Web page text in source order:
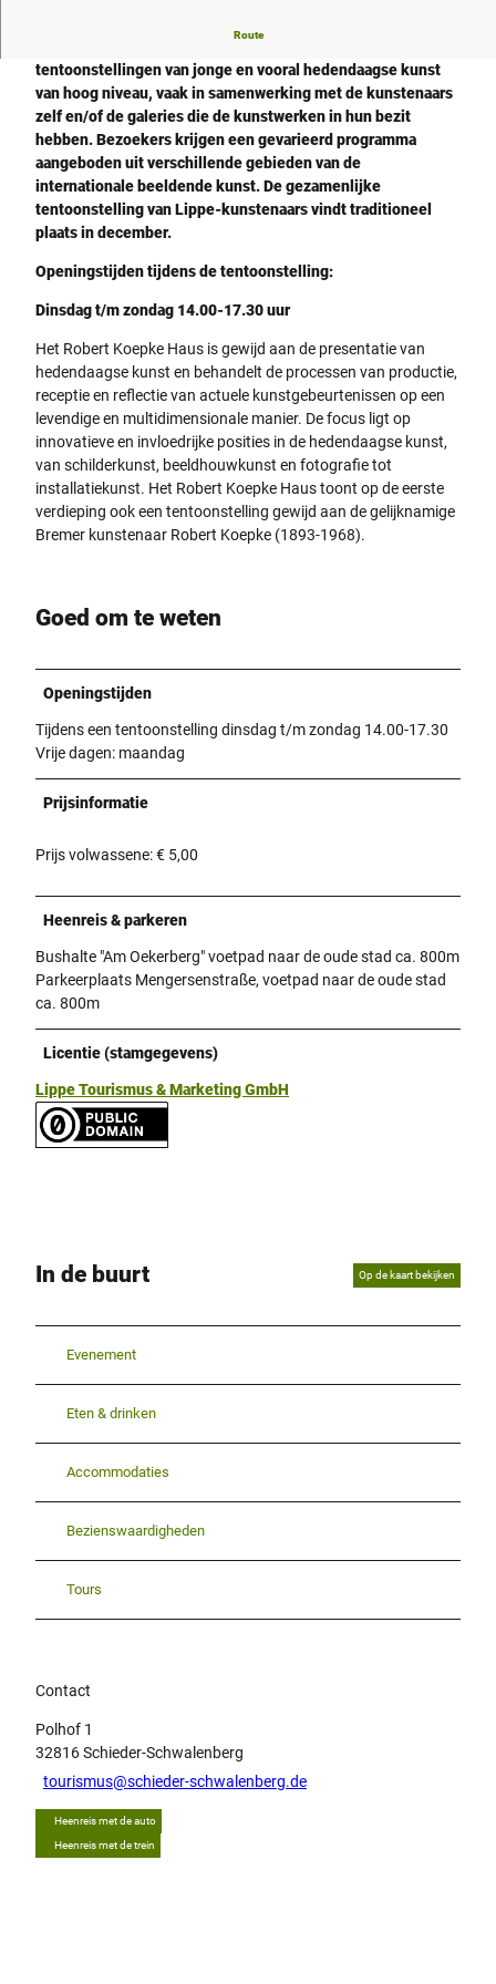
Route
tentoonstellingen van jonge en vooral hedendaagse kunst
van hoog niveau, vaak in samenwerking met de kunstenaars
zelf en/of de galeries die de kunstwerken in hun bezit
hebben. Bezoekers krijgen een gevarieerd programma
aangeboden uit verschillende gebieden van de
internationale beeldende kunst. De gezamenlijke
tentoonstelling van Lippe-kunstenaars vindt traditioneel
plaats in december.
Openingstijden tijdens de tentoonstelling:
Dinsdag t/m zondag 14.00-17.30 uur
Het Robert Koepke Haus is gewijd aan de presentatie van
hedendaagse kunst en behandelt de processen van productie,
receptie en reflectie van actuele kunstgebeurtenissen op een
levendige en multidimensionale manier. De focus ligt op
innovatieve en invloedrijke posities in de hedendaagse kunst,
van schilderkunst, beeldhouwkunst en fotografie tot
installatiekunst. Het Robert Koepke Haus toont op de eerste
verdieping ook een tentoonstelling gewijd aan de gelijknamige
Bremer kunstenaar Robert Koepke (1893-1968).
Goed om te weten
Openingstijden
Tijdens een tentoonstelling dinsdag t/m zondag 14.00-17.30
Vrije dagen: maandag
Prijsinformatie
Prijs volwassene: € 5,00
Heenreis & parkeren
Bushalte "Am Oekerberg" voetpad naar de oude stad ca. 800m
Parkeerplaats Mengersenstraße, voetpad naar de oude stad
ca. 800m
Licentie (stamgegevens)
Lippe Tourismus & Marketing GmbH
In de buurt Op de kaart bekijken
Evenement
Eten & drinken
Accommodaties
Bezienswaardigheden
Tours
Contact
Polhof 1
32816Schieder-Schwalenberg
tourismus@schieder-schwalenberg.de
Heenreis met de auto
Heenreis met de trein